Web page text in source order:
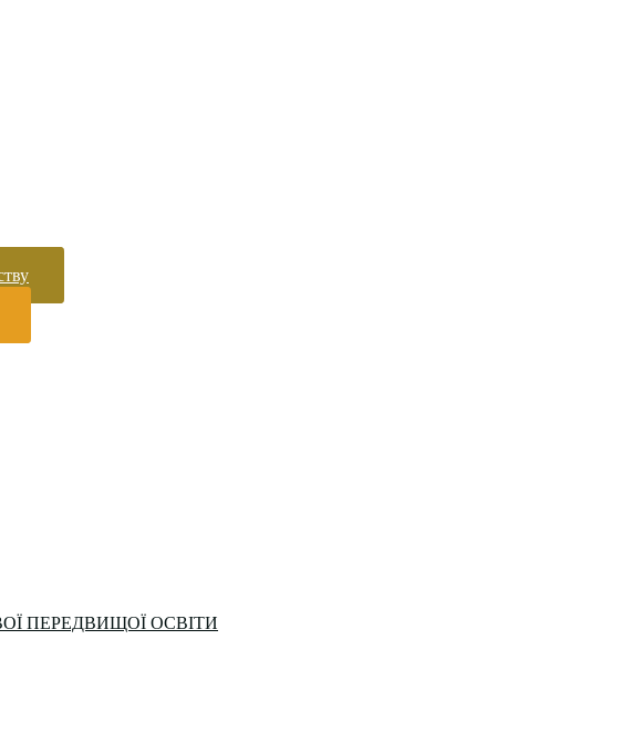
ПЕРЕДВИЩОЇ ОСВІТИ